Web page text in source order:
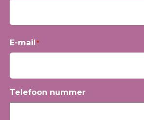
E-mail*
Telefoon nummer